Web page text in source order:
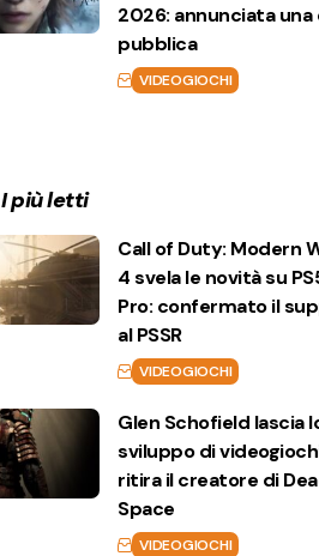
2026: annunciata
pubblica
VIDEOGIOCHI
I più letti
Call of Duty: Modern
4 svela le novità su
Pro: confermato il
al PSSR
VIDEOGIOCHI
Glen Schofield lascia
sviluppo di
ritira il creatore di
Space
VIDEOGIOCHI